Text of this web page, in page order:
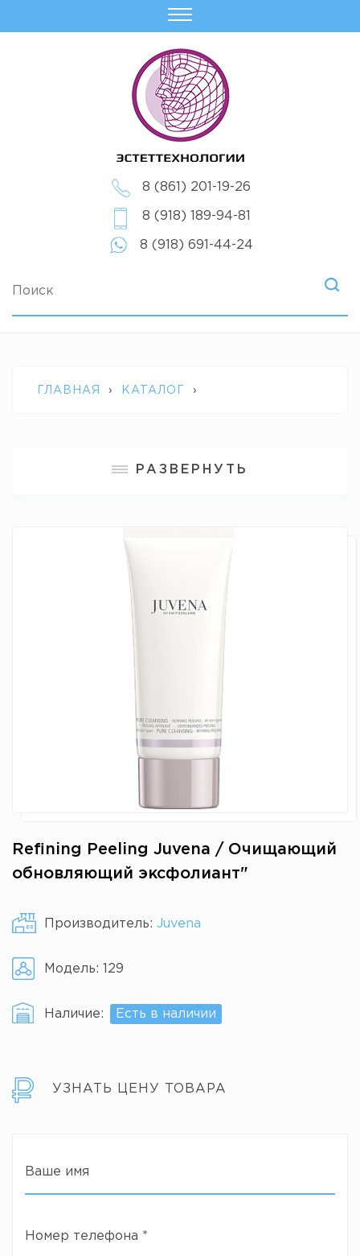
8 (861) 201-19-26
8 (918) 189-94-81
8 (918) 691-44-24
ГЛАВНАЯ › КАТАЛОГ ›
ЭКСФОЛИАНТ"
РАЗВЕРНУТЬ
Refining Peeling Juvena / Очищающий
обновляющий эксфолиант"
Производитель: Juvena
Модель: 129
Наличие: Есть в наличии
УЗНАТЬ ЦЕНУ ТОВАРА
Ваше имя
Номер телефона *